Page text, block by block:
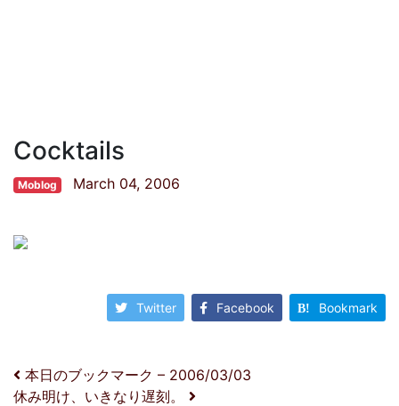
Cocktails
Moblog March 04, 2006
Twitter Facebook Bookmark
投稿ナビゲーション
本日のブックマーク – 2006/03/03
休み明け、いきなり遅刻。